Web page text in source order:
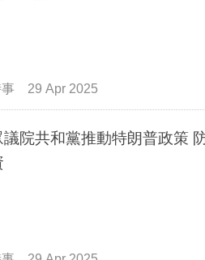
29 Apr 2025
議院共和黨推動特朗普政策